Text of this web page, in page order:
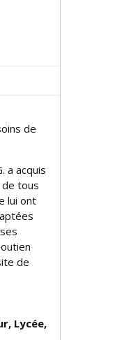
de
a acquis
tous
lui ont
de
Lycée,